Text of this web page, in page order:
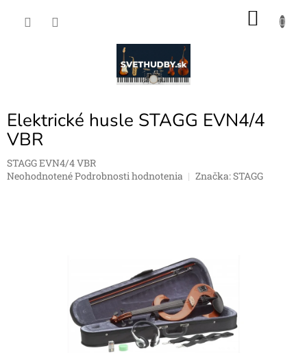
Elektrické husle STAGG EVN4/4
VBR
STAGG EVN4/4 VBR
Priemerné
NeohodnotenéPodrobnosti hodnotenia Značka:STAGG